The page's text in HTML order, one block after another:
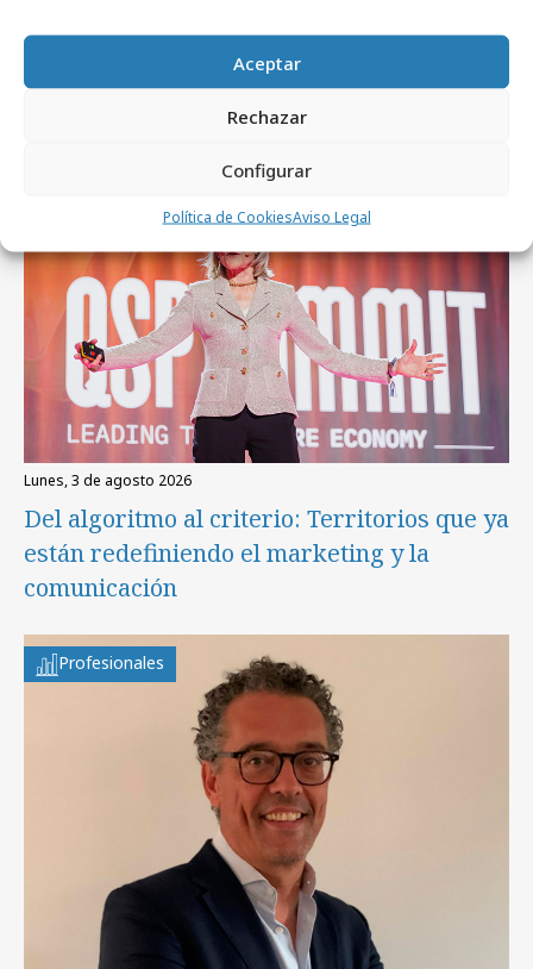
Aceptar
Rechazar
Configurar
Política de CookiesAviso Legal
Artículos recientes
Empresas y Negocios
lunes, 3 de agosto 2026
Del algoritmo al criterio: Territorios que ya
están redefiniendo el marketing y la
comunicación
Profesionales